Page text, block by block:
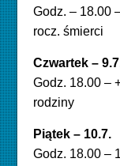
Godz. – 18.00
rocz. śmierci
Czwartek – 9.7
Godz. 18.00 –
rodziny
Piątek – 10.7.
Godz. 18.00 –